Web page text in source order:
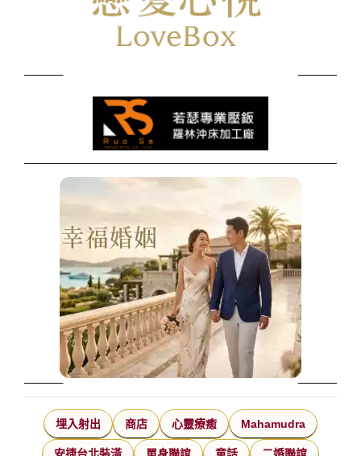
埋入射出 商店 心靈療癒 Mahamudra